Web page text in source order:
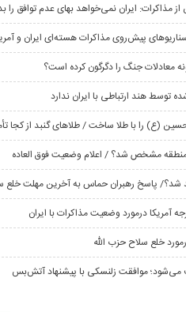
از مذاکرات: ایران نمی‌خواهد بهای عدم توافق را
پیش‌روی مذاکرات هسته‌ای ایران و
معادلات جنگ را دگرگون کرده است؟
هند ارتباطی با ایران ندارد
(ع) را با طلا ساخت / طلاهای گنبد از کجا
منطقه مشخص شد؟ / اعلام وضعیت فوق العاده
شد؟/ پاسخ رهبران حماس به آخرین مهلت خلع
آمریکا درمورد وضعیت مذاکرات با ایران
خلع سلاح حزب الله
می‌شود؛ موافقت زلنسکی با پیشنهاد‌ آتش‌بس